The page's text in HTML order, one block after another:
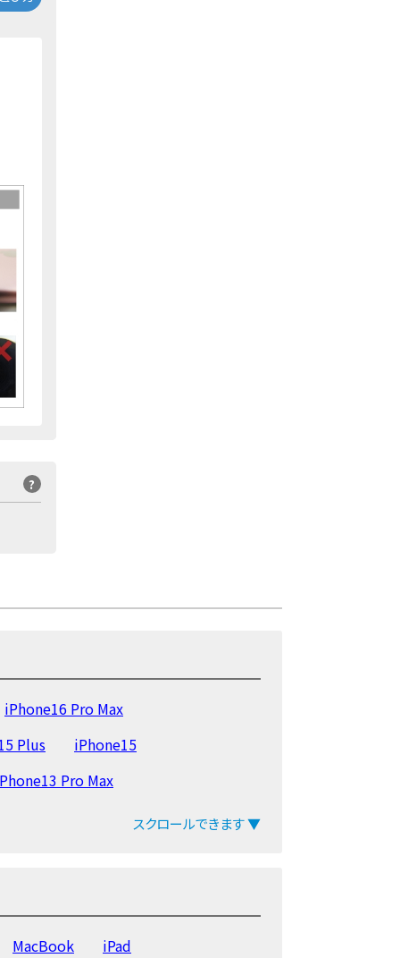
?
iPhone16 Pro Max
Plus
iPhone15
Pro Max
iPhone12スクロールできます ▼
MacBook
iPad